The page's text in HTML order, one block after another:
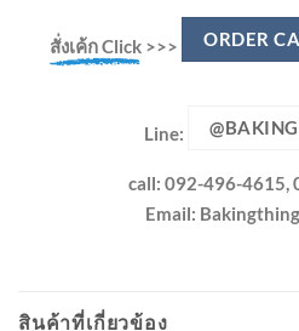
สั่งเค้ก Click>>> ORDER
Line:
call: 092-496-4615,
Email:
สินค้าที่เกี่ยวข้อง